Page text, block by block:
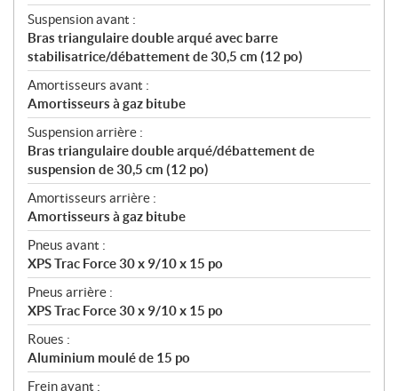
Suspension avant :
Bras triangulaire double arqué avec barre
stabilisatrice/débattement de 30,5 cm (12 po)
Amortisseurs avant :
Amortisseurs à gaz bitube
Suspension arrière :
Bras triangulaire double arqué/débattement de
suspension de 30,5 cm (12 po)
Amortisseurs arrière :
Amortisseurs à gaz bitube
Pneus avant :
XPS Trac Force 30 x 9/10 x 15 po
Pneus arrière :
XPS Trac Force 30 x 9/10 x 15 po
Roues :
Aluminium moulé de 15 po
Frein avant :